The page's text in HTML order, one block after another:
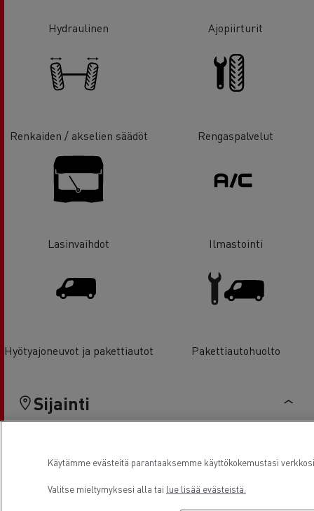
Hydraulinen Ajopiirturit
Renkaiden / akselien säädöt Rengaspalvelut
Lasinvaihdot Ilmastointi
Hyötyajoneuvot ja pakettiautot Pakettiautohuolto
Sijainti
Käytämme evästeitä parantaaksemme käyttökokemustasi
Valitse mieltymyksesi alla tai lue lisää evästeistä.